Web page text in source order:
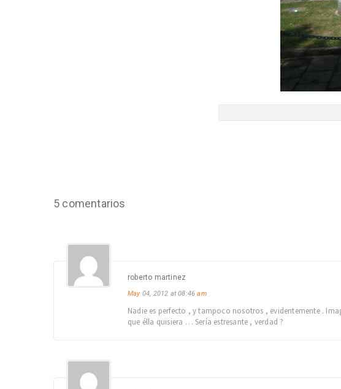
5 comentarios
roberto martinez
May04, 2012 at 08:46am
Nadie es perfecto , y tampoco nosotros , evidentemente .
que élla quisiera … Sería estresante , verdad ?